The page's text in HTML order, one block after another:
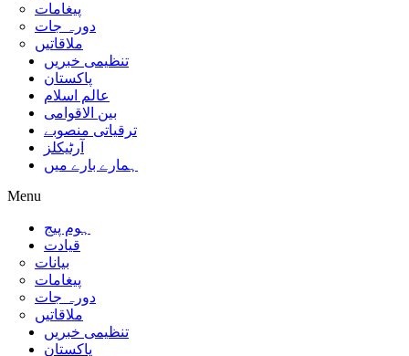
پیغامات
دورہ جات
ملاقاتیں
تنظیمی خبریں
پاکستان
عالم اسلام
بین الاقوامی
ترقیاتی منصوبے
آرٹیکلز
ہمارے بارے میں
Menu
ہوم پیج
قیادت
بیانات
پیغامات
دورہ جات
ملاقاتیں
تنظیمی خبریں
پاکستان